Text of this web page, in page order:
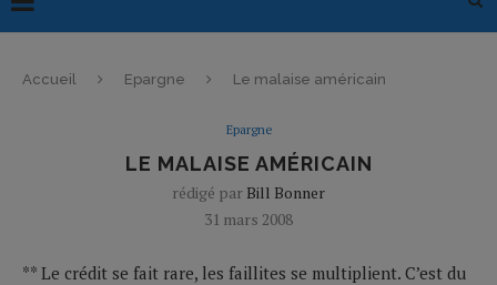
Accueil Epargne Le malaise américain
Epargne
LE MALAISE AMÉRICAIN
rédigé par Bill Bonner
31 mars 2008
** Le crédit se fait rare, les faillites se multiplient. C’est du